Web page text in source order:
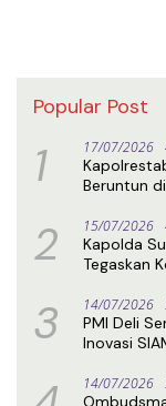
Popular Post
1 17/07/2026
Beruntun
2 15/07/2026
Kapolda
Tegaskan
3 14/07/2026
PMI Deli
Inovasi
14/07/2026